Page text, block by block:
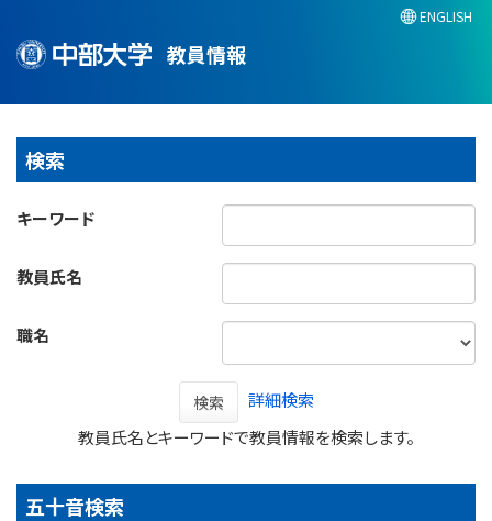
教員情報
ENGLISH
検索
キーワード
教員氏名
職名
検索
詳細検索
教員氏名とキーワードで教員情報を検索します。
五十音検索